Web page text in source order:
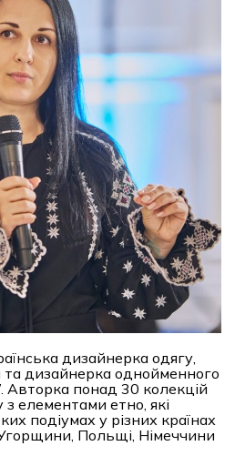
дизайнерка одягу,
дизайнерка однойменного
Авторка понад 30 колекцій
елементами етно, які
подіумах у різних країнах
Польщі, Німеччини